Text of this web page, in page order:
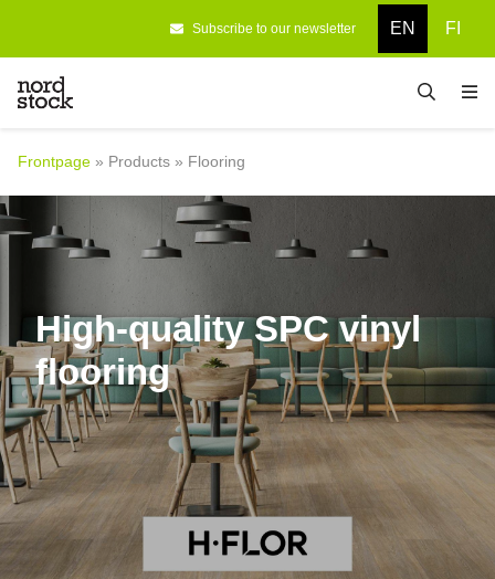
Subscribe to our newsletter EN FI
Frontpage
Company
Contact information
Frontpage » Products » Flooring
High-quality SPC vinyl
flooring